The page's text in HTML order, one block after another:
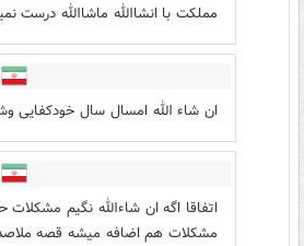
مملکت با انشاالله ماشاالله درست
ان شاء الله امسال سال خودکفایی
اتفاقا اگه ان شاءالله نگیم
مشکلات هم اضافه میشه قصه